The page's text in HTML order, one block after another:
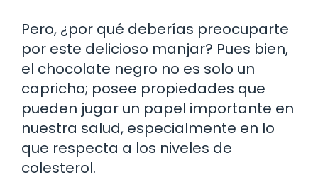
Pero, ¿por qué deberías preocuparte
por este delicioso manjar? Pues bien,
el chocolate negro no es solo un
capricho; posee propiedades que
pueden jugar un papel importante en
nuestra salud, especialmente en lo
que respecta a los niveles de
colesterol.